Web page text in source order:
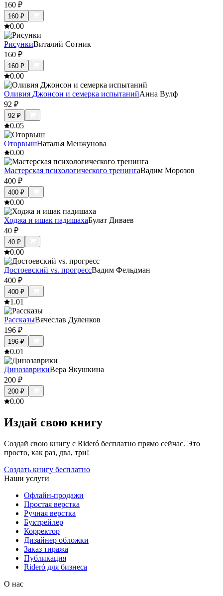
160 ₽
160 ₽
0.00
РисункиВиталий Сотник
160 ₽
160 ₽
0.00
Оливия Джонсон и семерка испытанийАнна Вулф
92 ₽
92 ₽
0.05
ОторвышНаталья Менжунова
0.00
Мастерская психологического тренингаВадим Морозов
400 ₽
400 ₽
0.00
Ходжа и ишак падишахаБулат Диваев
40 ₽
40 ₽
0.00
Достоевский vs. прогрессВадим Фельдман
400 ₽
400 ₽
1.01
РассказыВячеслав Дуленков
196 ₽
196 ₽
0.01
ДинозаврикиВера Якушкина
200 ₽
200 ₽
0.00
Издай свою книгу
Создай свою книгу с Rideró бесплатно прямо сейчас. Это
просто, как раз, два, три!
Создать книгу бесплатно
Наши услуги
Офлайн-продажи
Простая верстка
Ручная верстка
Буктрейлер
Корректор
Дизайнер обложки
Заказ тиража
Публикация
Rideró для бизнеса
О нас